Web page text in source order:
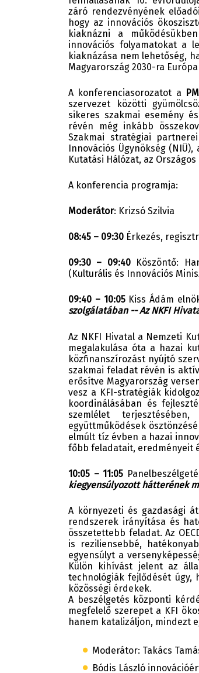
záró rendezvényének
hogy az innovációs
kiaknázni a
innovációs folyamatokat a
kiaknázása nem lehetőség,
Magyarország 2030-ra
A konferenciasorozatot a
szervezet közötti
sikeres szakmai esemény
révén még inkább
Szakmai stratégiai
Innovációs Ügynökség
Kutatási Hálózat, az
A konferencia programja:
Moderátor: Krizsó Szilvia
08:45 – 09:30 Érkezés,
09:30 – 09:40Köszöntő:
(Kulturális és Innovációs
09:40 – 10:05Kiss Ádám
szolgálatában -- Az NKFI
Az NKFI Hivatal a Nemzeti
megalakulása óta a hazai
közfinanszírozást nyújtó
szakmai feladat révén is
erősítve Magyarország
vesz a KFI-stratégiák
koordinálásában és
szemlélet
együttműködések
elmúlt tíz évben a hazai
főbb feladatait, eredményeit
10:05 – 11:05
kiegyensúlyozott hátterének
A környezeti és gazdasági
rendszerek irányítása és
összetettebb feladat. Az
is reziliensebbé,
egyensúlyt a
Külön kihívást jelent az
technológiák fejlődését úgy,
közösségi érdekek.
A beszélgetés központi
megfelelő szerepet a KFI
hanem katalizáljon, mindezt
Moderátor: Takács
Bódis László